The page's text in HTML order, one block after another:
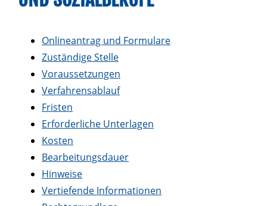
Onlineantrag und Formulare
Zuständige Stelle
Voraussetzungen
Verfahrensablauf
Fristen
Erforderliche Unterlagen
Kosten
Bearbeitungsdauer
Hinweise
Vertiefende Informationen